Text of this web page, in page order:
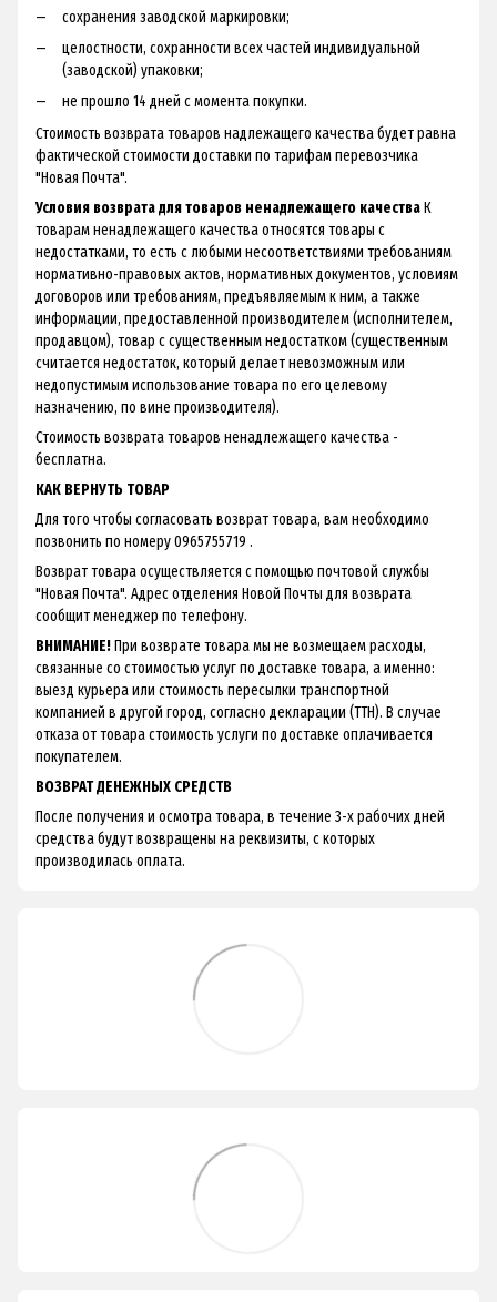
сохранения заводской маркировки;
целостности, сохранности всех частей индивидуальной
(заводской) упаковки;
не прошло 14 дней с момента покупки.
Стоимость возврата товаров надлежащего качества будет равна
фактической стоимости доставки по тарифам перевозчика
"Новая Почта".
Условия возврата для товаров ненадлежащего качестваК
товарам ненадлежащего качества относятся товары с
недостатками, то есть с любыми несоответствиями требованиям
нормативно-правовых актов, нормативных документов, условиям
договоров или требованиям, предъявляемым к ним, а также
информации, предоставленной производителем (исполнителем,
продавцом), товар с существенным недостатком (существенным
считается недостаток, который делает невозможным или
недопустимым использование товара по его целевому
назначению, по вине производителя).
Стоимость возврата товаров ненадлежащего качества -
бесплатна.
КАК ВЕРНУТЬ ТОВАР
Для того чтобы согласовать возврат товара, вам необходимо
позвонить по номеру 0965755719 .
Возврат товара осуществляется с помощью почтовой службы
"Новая Почта". Адрес отделения Новой Почты для возврата
сообщит менеджер по телефону.
ВНИМАНИЕ!При возврате товара мы не возмещаем расходы,
связанные со стоимостью услуг по доставке товара, а именно:
выезд курьера или стоимость пересылки транспортной
компанией в другой город, согласно декларации (ТТН). В случае
отказа от товара стоимость услуги по доставке оплачивается
покупателем.
ВОЗВРАТ ДЕНЕЖНЫХ СРЕДСТВ
После получения и осмотра товара, в течение 3-х рабочих дней
средства будут возвращены на реквизиты, с которых
производилась оплата.